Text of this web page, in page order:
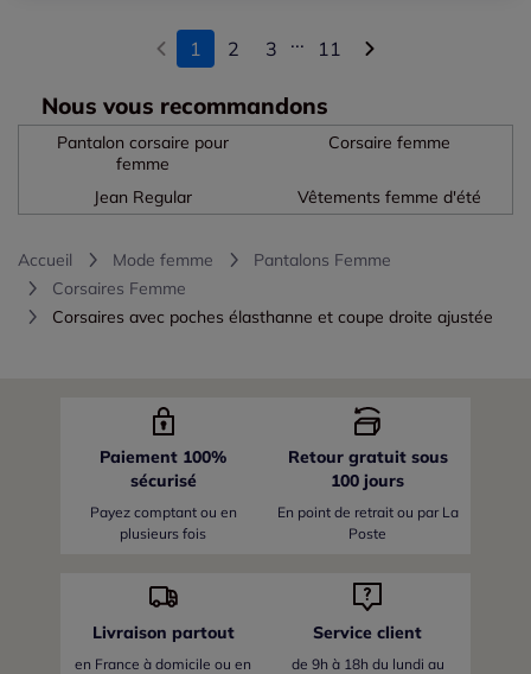
1 2 3 ... 11
Nous vous recommandons
Pantalon corsaire pour
femme
Corsaire femme
Jean Regular Vêtements femme d'été
Accueil Mode femme
Pantalons Femme
Corsaires Femme
Corsaires avec poches élasthanne et coupe droite ajustée
Paiement 100%
sécurisé
Payez comptant ou en
plusieurs fois
Retour gratuit sous
100 jours
En point de retrait ou par La
Poste
Livraison partout
en France à domicile ou en
Service client
de 9h à 18h du lundi au